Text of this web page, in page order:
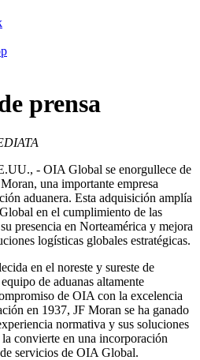
prensa
- OIA Global se enorgullece de
una importante empresa
aduanera. Esta adquisición amplía
en el cumplimiento de las
presencia en Norteamérica y mejora
logísticas globales estratégicas.
en el noreste y sureste de
de aduanas altamente
de OIA con la excelencia
en 1937, JF Moran se ha ganado
normativa y sus soluciones
convierte en una incorporación
servicios de OIA Global.